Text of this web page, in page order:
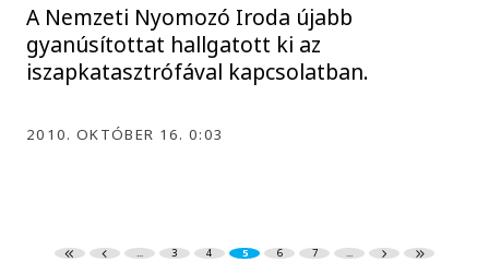
A Nemzeti Nyomozó Iroda újabb
gyanúsítottat hallgatott ki az
iszapkatasztrófával kapcsolatban.
2010. OKTÓBER 16. 0:03
... 3 4 5 6 7 ...